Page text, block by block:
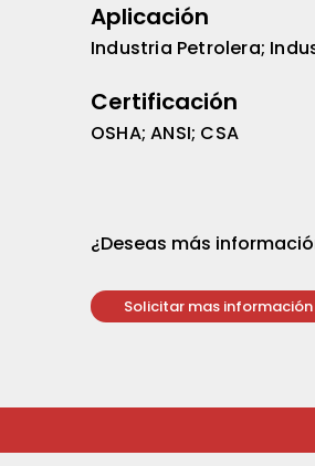
Aplicación
Industria Petrolera;
Certificación
OSHA; ANSI; CSA
¿Deseas más
Solicitar mas